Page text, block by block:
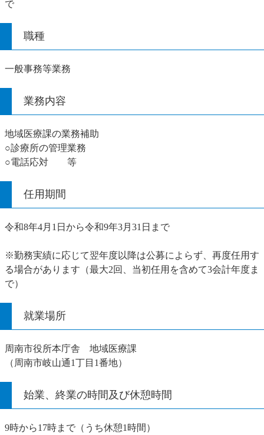
で
職種
一般事務等業務
業務内容
地域医療課の業務補助
○診療所の管理業務
○電話応対 等
任用期間
令和8年4月1日から令和9年3月31日まで
※勤務実績に応じて翌年度以降は公募によらず、再度任用す
る場合があります（最大2回、当初任用を含めて3会計年度ま
で）
就業場所
周南市役所本庁舎 地域医療課
（周南市岐山通1丁目1番地）
始業、終業の時間及び休憩時間
9時から17時まで（うち休憩1時間）